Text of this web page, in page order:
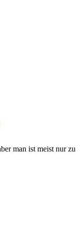
man ist meist nur zu